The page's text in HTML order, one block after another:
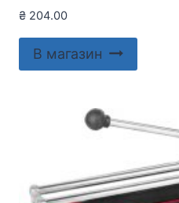
₴ 204.00
В магазин